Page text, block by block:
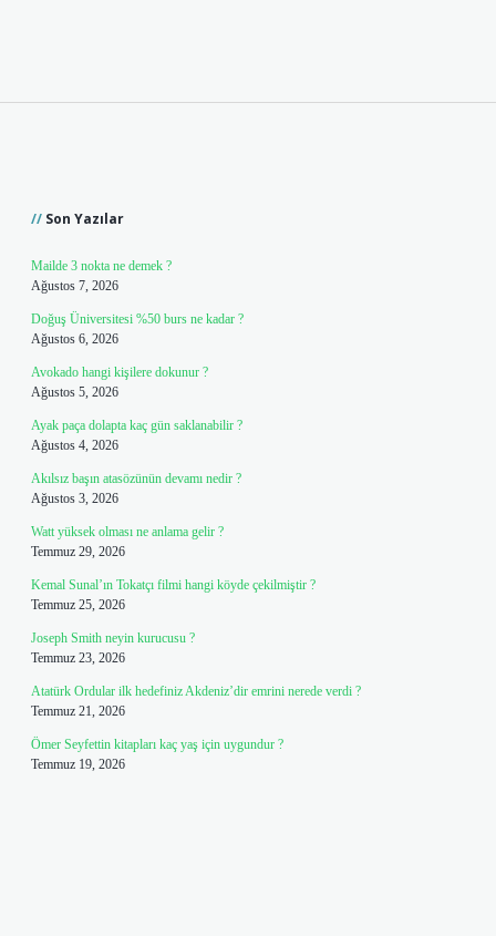
Son Yazılar
Mailde 3 nokta ne demek ?
Ağustos 7, 2026
Doğuş Üniversitesi %50 burs ne kadar ?
Ağustos 6, 2026
Avokado hangi kişilere dokunur ?
Ağustos 5, 2026
Ayak paça dolapta kaç gün saklanabilir ?
Ağustos 4, 2026
Akılsız başın atasözünün devamı nedir ?
Ağustos 3, 2026
Watt yüksek olması ne anlama gelir ?
Temmuz 29, 2026
Kemal Sunal’ın Tokatçı filmi hangi köyde çekilmiştir ?
Temmuz 25, 2026
Joseph Smith neyin kurucusu ?
Temmuz 23, 2026
Atatürk Ordular ilk hedefiniz Akdeniz’dir emrini nerede verdi ?
Temmuz 21, 2026
Ömer Seyfettin kitapları kaç yaş için uygundur ?
Temmuz 19, 2026